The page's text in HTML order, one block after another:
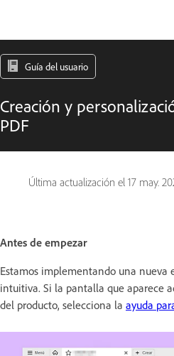
Guía del usuario
Creación y
PDF
Última actualización el 17 may.
Antes de empezar
Estamos implementando una nueva
intuitiva. Si la pantalla que aparece
del producto, selecciona la ayuda